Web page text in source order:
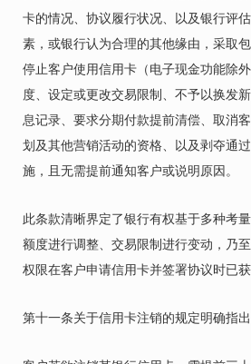
卡的情况、协议履行状况、以及银行评
素，或银行认为合理的其他缘由，采取
停止客户使用信用卡（电子现金功能除
度、设定或更改交易限制、不予以换发
息记录、要求分期付款提前清偿、取消
划及其他营销活动的资格、以及剥夺通
施，且无需提前通知客户或说明原因。
此条款清晰界定了银行有权基于多种考
额度进行调整、交易限制进行变动，乃
权限在客户申请信用卡并签署协议时已获
第十一条关于信用卡注销的规定明确指出